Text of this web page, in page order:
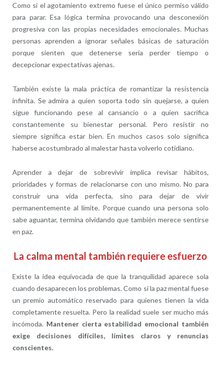
Como si el agotamiento extremo fuese el único permiso válido
para parar. Esa lógica termina provocando una desconexión
progresiva con las propias necesidades emocionales. Muchas
personas aprenden a ignorar señales básicas de saturación
porque sienten que detenerse sería perder tiempo o
decepcionar expectativas ajenas.
También existe la mala práctica de romantizar la resistencia
infinita. Se admira a quien soporta todo sin quejarse, a quien
sigue funcionando pese al cansancio o a quien sacrifica
constantemente su bienestar personal. Pero resistir no
siempre significa estar bien. En muchos casos solo significa
haberse acostumbrado al malestar hasta volverlo cotidiano.
Aprender a dejar de sobrevivir implica revisar hábitos,
prioridades y formas de relacionarse con uno mismo. No para
construir una vida perfecta, sino para dejar de vivir
permanentemente al límite. Porque cuando una persona solo
sabe aguantar, termina olvidando que también merece sentirse
en paz.
La calma mental también requiere esfuerzo
Existe la idea equivocada de que la tranquilidad aparece sola
cuando desaparecen los problemas. Como si la paz mental fuese
un premio automático reservado para quienes tienen la vida
completamente resuelta. Pero la realidad suele ser mucho más
incómoda. Mantener cierta estabilidad emocional también
exige decisiones difíciles, límites claros y renuncias
conscientes.